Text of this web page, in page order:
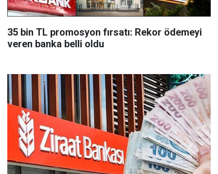
35 bin TL promosyon fırsatı: Rekor ödemeyi
veren banka belli oldu